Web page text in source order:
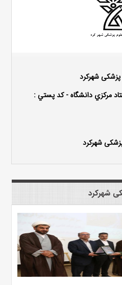
شهرکرد
مركزي دانشگاه - كد پستي :
شهرکرد
شهرکرد